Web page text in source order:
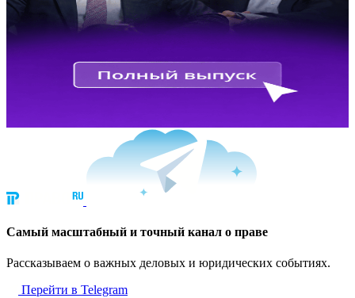
Cамый масштабный и точный канал о праве
Рассказываем о важных деловых и юридических событиях.
Перейти в Telegram